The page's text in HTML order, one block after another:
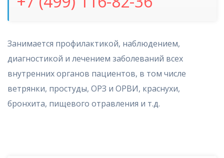
заболеваний
Занимается профилактикой, наблюдением,
диагностикой и лечением заболеваний всех
внутренних органов пациентов, в том числе
ветрянки, простуды, ОРЗ и ОРВИ, краснухи,
бронхита, пищевого отравления и т.д.